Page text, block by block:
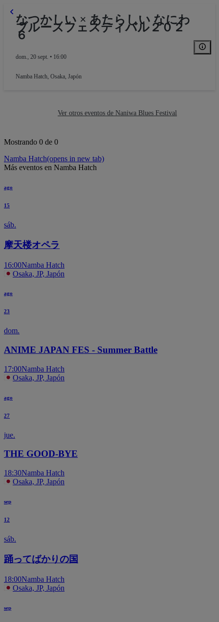
なつかしい × あたらしい なにわ
ブルースフェスティバル２０２
６
dom., 20 sept. • 16:00
Namba Hatch, Osaka, Japón
Ver otros eventos de Naniwa Blues Festival
Mostrando 0 de 0
Namba Hatch(opens in new tab)
Más eventos en Namba Hatch
ago
15
sáb.
摩天楼オペラ
16:00Namba Hatch
Osaka, JP, Japón
ago
23
dom.
ANIME JAPAN FES - Summer Battle
17:00Namba Hatch
Osaka, JP, Japón
ago
27
jue.
THE GOOD-BYE
18:30Namba Hatch
Osaka, JP, Japón
sep
12
sáb.
踊ってばかりの国
18:00Namba Hatch
Osaka, JP, Japón
sep